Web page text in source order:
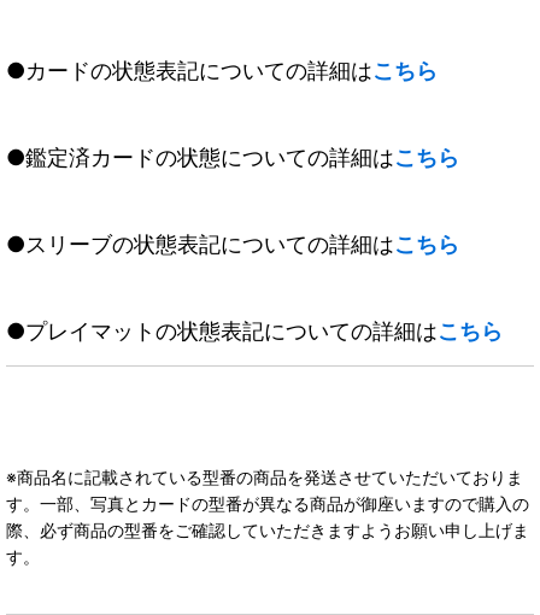
●カードの状態表記についての詳細はこちら
●鑑定済カードの状態についての詳細はこちら
●スリーブの状態表記についての詳細はこちら
●プレイマットの状態表記についての詳細はこちら
※商品名に記載されている型番の商品を発送させていただいておりま
す。一部、写真とカードの型番が異なる商品が御座いますので購入の
際、必ず商品の型番をご確認していただきますようお願い申し上げま
す。